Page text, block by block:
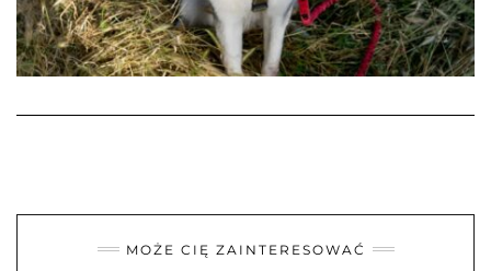
MOŻE CIĘ ZAINTERESOWAĆ